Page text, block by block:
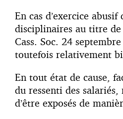
En cas d’exercice
disciplinaires au titre de
Cass. Soc. 24
toutefois relativement
En tout état de cause,
du ressenti des
d’être exposés de